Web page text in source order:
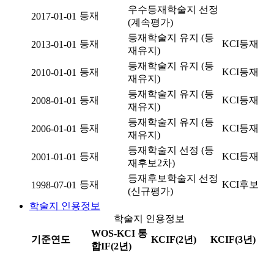
2017-01-01 등재
우수등재학술지 선정
(계속평가)
2013-01-01 등재
등재학술지 유지 (등
재유지)
KCI등재
2010-01-01 등재
등재학술지 유지 (등
재유지)
KCI등재
2008-01-01 등재
등재학술지 유지 (등
재유지)
KCI등재
2006-01-01 등재
등재학술지 유지 (등
재유지)
KCI등재
2001-01-01 등재
등재학술지 선정 (등
재후보2차)
KCI등재
1998-07-01 등재
등재후보학술지 선정
(신규평가)
KCI후보
학술지 인용정보
학술지 인용정보
기준연도
WOS-KCI 통
합IF(2년)
KCIF(2년) KCIF(3년)